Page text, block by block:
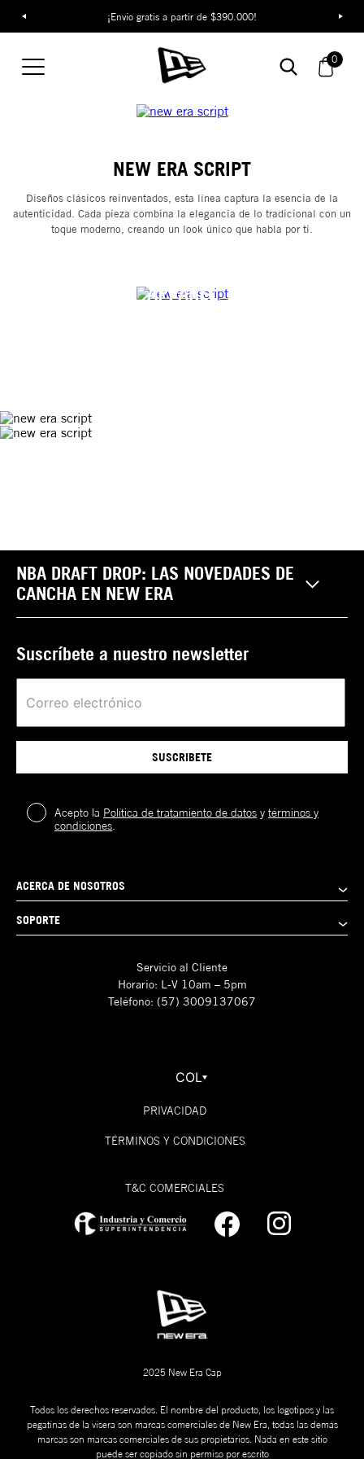
¡Envío gratis a partir de $390.000!
0
NEW ERA SCRIPT
Diseños clásicos reinventados, esta línea captura la esencia de la
autenticidad. Cada pieza combina la elegancia de lo tradicional con un
toque moderno, creando un look único que habla por ti.
APPAREL
NBA DRAFT DROP: LAS NOVEDADES DE
CANCHA EN NEW ERA
Suscríbete a nuestro newsletter
SUSCRIBETE
Acepto la Política de tratamiento de datos ytérminos y
condiciones
ACERCA DE NOSOTROS
SOPORTE
Servicio al Cliente
Horario: L-V 10am – 5pm
Teléfono: (57) 3009137067
COL
PRIVACIDAD
TÉRMINOS Y CONDICIONES
T&C COMERCIALES
2025 New Era Cap
Todos los derechos reservados. El nombre del producto, los logotipos y las
pegatinas de la visera son marcas comerciales de New Era, todas las demás
marcas son marcas comerciales de sus propietarios. Nada en este sitio
puede ser copiado sin permiso por escrito